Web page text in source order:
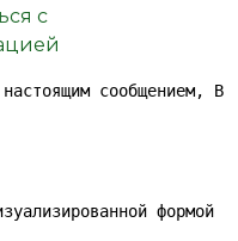
с
настоящим
формой